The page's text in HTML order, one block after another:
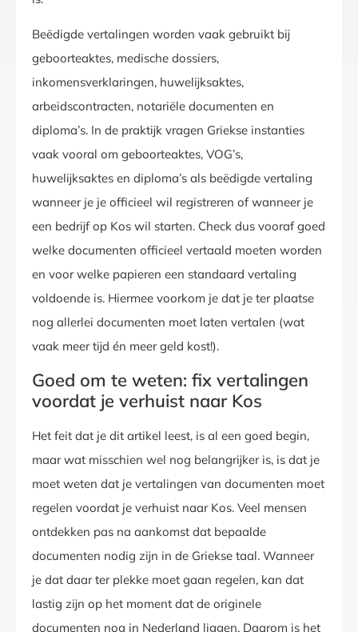
Beëdigde vertalingen worden vaak gebruikt bij
geboorteaktes, medische dossiers,
inkomensverklaringen, huwelijksaktes,
arbeidscontracten, notariële documenten en
diploma’s. In de praktijk vragen Griekse instanties
vaak vooral om geboorteaktes, VOG’s,
huwelijksaktes en diploma’s als beëdigde vertaling
wanneer je je officieel wil registreren of wanneer je
een bedrijf op Kos wil starten. Check dus vooraf goed
welke documenten officieel vertaald moeten worden
en voor welke papieren een standaard vertaling
voldoende is. Hiermee voorkom je dat je ter plaatse
nog allerlei documenten moet laten vertalen (wat
vaak meer tijd én meer geld kost!).
Goed om te weten: fix vertalingen
voordat je verhuist naar Kos
Het feit dat je dit artikel leest, is al een goed begin,
maar wat misschien wel nog belangrijker is, is dat je
moet weten dat je vertalingen van documenten moet
regelen voordat je verhuist naar Kos. Veel mensen
ontdekken pas na aankomst dat bepaalde
documenten nodig zijn in de Griekse taal. Wanneer
je dat daar ter plekke moet gaan regelen, kan dat
lastig zijn op het moment dat de originele
documenten nog in Nederland liggen. Daarom is het